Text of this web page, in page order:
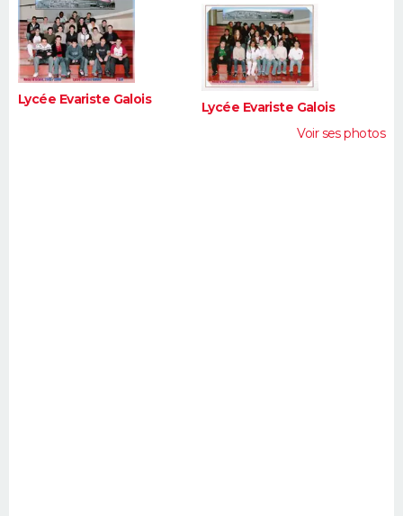
FORUM
Bricolage
Lifestyle
Culture
Sport
Auto
Television
Voyage
Cinema
Lycée Evariste Galois
Lycée Evariste Galois
Voir ses photos